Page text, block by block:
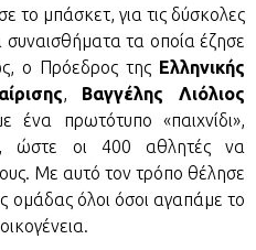
το μπάσκετ, για τις δύσκολες
τα οποία έζησε
ο Πρόεδρος της Ελληνικής
, Βαγγέλης Λιόλιος
ένα πρωτότυπο «παιχνίδι»,
ώστε οι 400 αθλητές να
Με αυτό τον τρόπο θέλησε
ομάδας όλοι όσοι αγαπάμε το